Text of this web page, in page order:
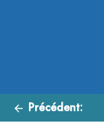
Précédent: